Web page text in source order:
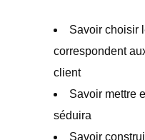
Savoir choisir
correspondent
client
Savoir mettre
séduira
Savoir